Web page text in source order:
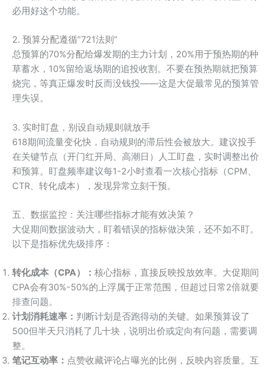
必用好这个功能。
2. 预算分配遵循”721法则”
总预算的70%分配给爆发期的主力计划，20%用于预热期的种
草蓄水，10%留给返场期的追投收割。不要在预热期就把预算
烧完，等真正爆发时反而没钱投——这是大促最常见的预算管
理失误。
3. 实时盯盘，别设自动规则就放手
618期间流量变化快，自动规则的滞后性会被放大。建议投手
在关键节点（开门红开局、高潮日）人工盯盘，实时调整出价
和预算。盯盘频率建议每1-2小时查看一次核心指标（CPM、
CTR、转化成本），发现异常立刻干预。
五、数据监控：关注哪些指标才能有效决策？
大促期间数据波动大，盯着错误的指标做决策，还不如不盯。
以下是指标优先级排序：
转化成本（CPA）： 核心指标，直接反映投放效率。大促期间
CPA会有30%-50%的上浮属于正常范围，但超过日常2倍就要
排查问题。
计划消耗速率： 判断计划是否跑得动的关键。如果预算设了
500但半天只消耗了几十块，说明出价或定向有问题，需要调
整。
笔记互动率： 点赞收藏评论占曝光的比例，反映内容质量。互